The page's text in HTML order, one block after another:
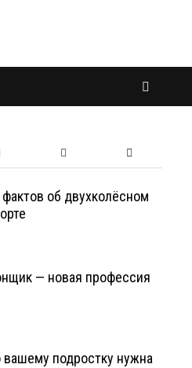
об двухколёсном
— новая профессия
вашему подростку нужна